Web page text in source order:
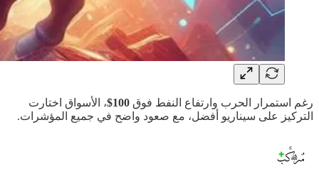
رغم استمرار الحرب وارتفاع النفط فوق
، الأسواق اختارت
التركيز على سيناريو أفضل، مع صعود واضح في جميع المؤشرات.